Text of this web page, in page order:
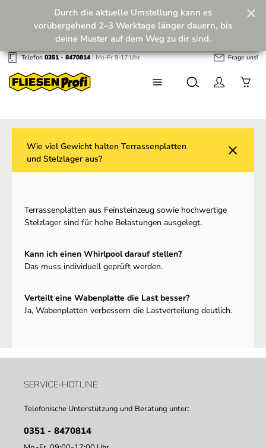
Zum Hauptinhalt springen
Zukunft! 💪
Durch die aktuelle Umstellung kann es
vorübergehend 2–3 Werktage länger dauern, bis
deine Muster auf dem Weg zu dir sind.
Telefon0351 - 8470814| Mo-Fr 9-17 Uhr Frage uns!
Wie viel Gewicht halten Terrassenplatten
und Stelzlager aus?
Terrassenplatten aus Feinsteinzeug sowie hochwertige
Stelzlager sind für hohe Belastungen ausgelegt.
Kann ich einen Whirlpool darauf stellen?
Das muss individuell geprüft werden.
Verteilt eine Wabenplatte die Last besser?
Ja, Wabenplatten verbessern die Lastverteilung deutlich.
SERVICE-HOTLINE
Telefonische Unterstützung und Beratung unter:
0351 - 8470814